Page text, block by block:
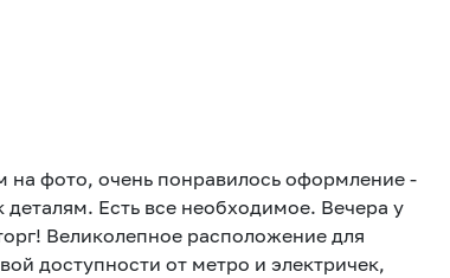
на фото, очень понравилось оформление -
Есть все необходимое. Вечера у
Великолепное расположение для
доступности от метро и электричек,